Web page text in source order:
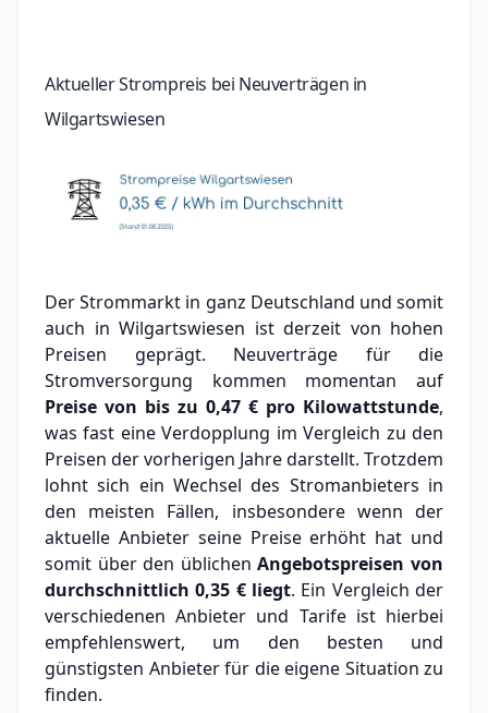
Aktueller Strompreis bei Neuverträgen in
Wilgartswiesen
Der Strommarkt in ganz Deutschland und somit
auch in Wilgartswiesen ist derzeit von hohen
Preisen geprägt. Neuverträge für die
Stromversorgung kommen momentan auf
Preise von bis zu 0,47 € pro Kilowattstunde,
was fast eine Verdopplung im Vergleich zu den
Preisen der vorherigen Jahre darstellt. Trotzdem
lohnt sich ein Wechsel des Stromanbieters in
den meisten Fällen, insbesondere wenn der
aktuelle Anbieter seine Preise erhöht hat und
somit über den üblichenAngebotspreisen von
durchschnittlich0,35 €liegt. Ein Vergleich der
verschiedenen Anbieter und Tarife ist hierbei
empfehlenswert, um den besten und
günstigsten Anbieter für die eigene Situation zu
finden.